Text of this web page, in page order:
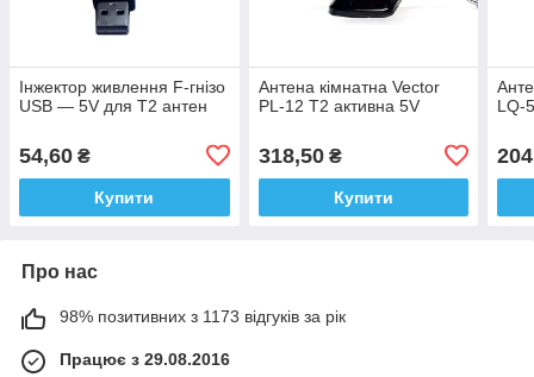
Інжектор живлення F-гнізо
USB — 5V для Т2 антен
54,60 ₴
Купити
Антена кімнатна Vector
PL-12 T2 активна 5V
318,50₴
Купити
LQ-
Про нас
98% позитивних з 1173 відгуків за рік
Працює з 29.08.2016